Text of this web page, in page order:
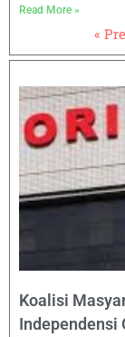
Read More »
«
Koalisi
Independensi